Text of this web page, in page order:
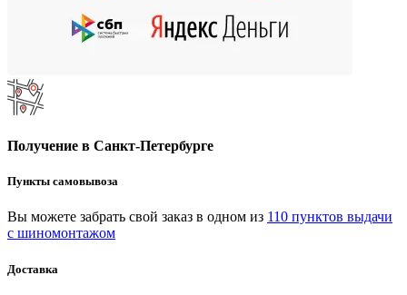
Получение в Санкт-Петербурге
Пункты самовывоза
Вы можете забрать свой заказ в одном из 110 пунктов выдачи
с шиномонтажом
Доставка